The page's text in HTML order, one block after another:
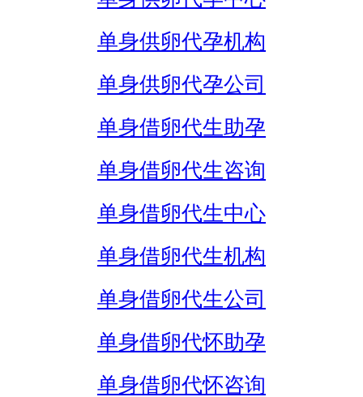
单身供卵代孕机构
单身供卵代孕公司
单身借卵代生助孕
单身借卵代生咨询
单身借卵代生中心
单身借卵代生机构
单身借卵代生公司
单身借卵代怀助孕
单身借卵代怀咨询